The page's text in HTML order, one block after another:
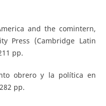
and the comintern,
Press (Cambridge Latin
pp.
obrero y la política en
pp.